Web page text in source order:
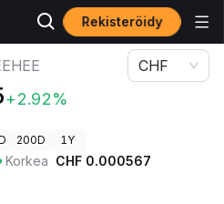
Rekisteröidy
+2.92%
CHF
200D 1Y
Korkea CHF 0.000567